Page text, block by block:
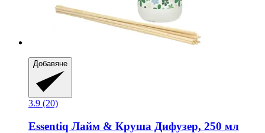
Добавяне
3.9 (20)
Essentiq Лайм & Круша Дифузер, 250 мл